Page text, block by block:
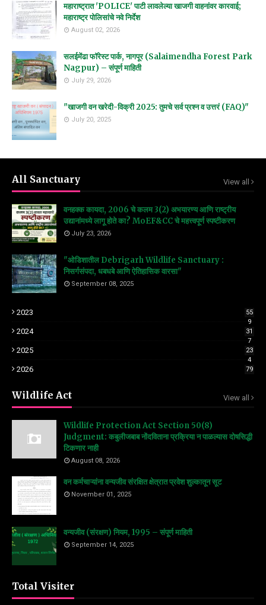
महाराष्ट्रात 'POLICE' पाटी लावलेल्या खाजगी वाहनांवर कारवाई;
महाराष्ट्र पोलिसांचे नवे निर्देश
August 02, 2026
सलईमेंढा फॉरेस्ट पार्क, नागपूर (Salaimendha Forest Park
Nagpur) – संपूर्ण माहिती
July 29, 2026
"खाजगी वन खरेदी-विक्री 2025: तुमचे सर्व प्रश्न व उत्तरं (FAQ)"
July 20, 2025
All Sanctuary View all
वनहक्क कायदा, 2006 चे कलम 3(2) अभयारण्य आणि राष्ट्रीय
उद्यानांमध्ये लागू होते का? MoEF&CC चे महत्त्वपूर्ण स्पष्टीकरण
July 23, 2026
"ओडिशातील Debrigarh Wildlife Sanctuary :
निसर्गसंपदा, धबधबे आणि ऐतिहासिक वारसा"
September 08, 2025
2023
55
9
2024
31
7
2025
23
4
2026 79
Wildlife Act View all
Wildlife Protection Act Section 50(8)
Judgment: कबुलीजबाब नोंदविताना प्रक्रिया न पाळल्यास दोषसिद्धी
टिकणार नाही
August 08, 2026
वन कर्मचाऱ्यांना वन्यजीव संरक्षित क्षेत्रात प्रवेश शुल्कातून सूट
November 01, 2025
वन्यजीव (संरक्षण) नियम, 1995 – संपूर्ण माहिती
September 14, 2025
Total Visiter